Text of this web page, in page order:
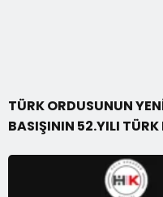
TÜRK ORDUSUNUN
BASIŞININ 52.YILI